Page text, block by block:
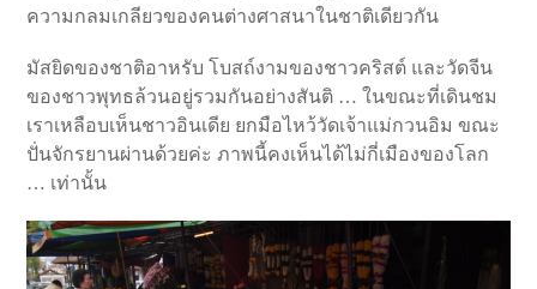
ความกลมเกลียวของคนต่างศาสนาในชาติเดียวกัน
มัสยิดของชาติอาหรับ โบสถ์งามของชาวคริสต์ และวัดจีน
ของชาวพุทธล้วนอยู่รวมกันอย่างสันติ … ในขณะที่เดินชม
เราเหลือบเห็นชาวอินเดีย ยกมือไหว้วัดเจ้าแม่กวนอิม ขณะ
ปั่นจักรยานผ่านด้วยค่ะ ภาพนี้คงเห็นได้ไม่กี่เมืองของโลก
… เท่านั้น